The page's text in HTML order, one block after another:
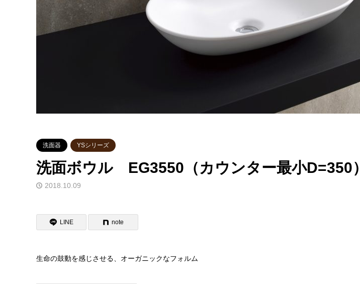
1
洗面器 YSシリーズ
洗面ボウル EG3550（カウンター最小D=350）
2018.10.09
LINE note
生命の鼓動を感じさせる、オーガニックなフォルム